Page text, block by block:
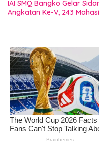
IAI SMQ Bangko Gelar
Angkatan Ke-V, 243